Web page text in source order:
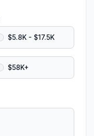
$5.8K - $17.5K
$58K+